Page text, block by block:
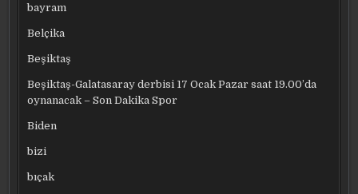
bayram
Belçika
Beşiktaş
Beşiktaş-Galatasaray derbisi 17 Ocak Pazar saat 19.00’da
oynanacak – Son Dakika Spor
Biden
bizi
bıçak